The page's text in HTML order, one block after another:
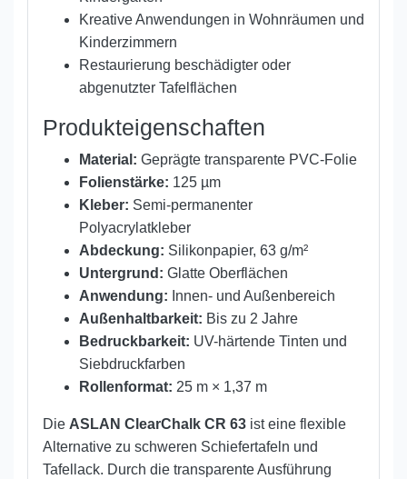
Kreative Anwendungen in Wohnräumen und
Kinderzimmern
Restaurierung beschädigter oder
abgenutzter Tafelflächen
Produkteigenschaften
Material: Geprägte transparente PVC-Folie
Folienstärke: 125 µm
Kleber: Semi-permanenter
Polyacrylatkleber
Abdeckung: Silikonpapier, 63 g/m²
Untergrund: Glatte Oberflächen
Anwendung: Innen- und Außenbereich
Außenhaltbarkeit: Bis zu 2 Jahre
Bedruckbarkeit: UV-härtende Tinten und
Siebdruckfarben
Rollenformat: 25 m × 1,37 m
Die ASLAN ClearChalk CR 63 ist eine flexible
Alternative zu schweren Schiefertafeln und
Tafellack. Durch die transparente Ausführung